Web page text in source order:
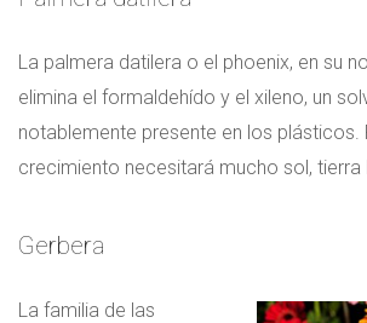
La palmera datilera o el phoenix, en su
elimina el formaldehído y el xileno, un
notablemente presente en los
crecimiento necesitará mucho sol, tierra
Gerbera
La familia de las